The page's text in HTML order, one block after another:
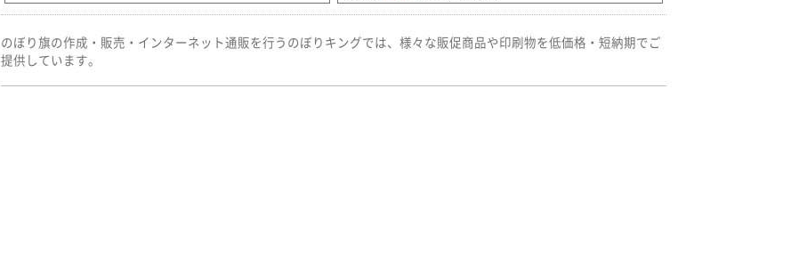
のぼり旗の作成・販売・インターネット通販を行うのぼりキングでは、様々な販促商品や印刷物を低価格・短納期でご
提供しています。